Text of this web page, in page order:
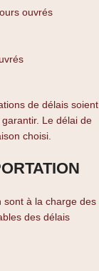
ouvrés
de délais soient
Le délai de
choisi.
sont à la charge des
des délais